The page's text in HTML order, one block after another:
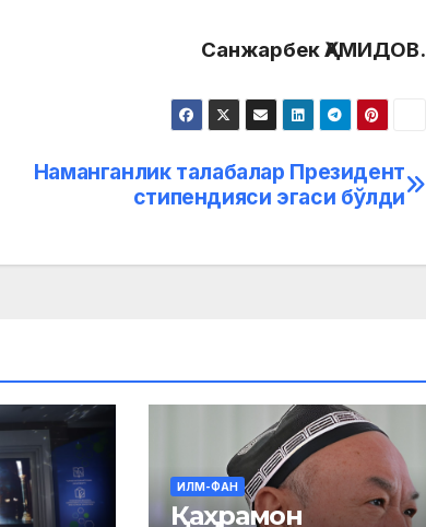
СанжарбекҲАМИДОВ.
Наманганлик талабалар Президент
стипендияси эгаси бўлди
ИЛМ-ФАН
Қаҳрамон